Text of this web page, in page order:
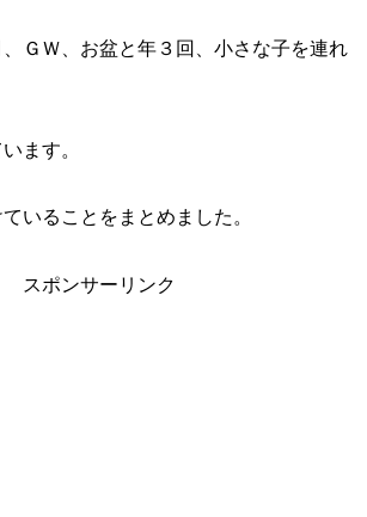
ＧＷ、お盆と年３回、小さな子を連れ
ます。
いることをまとめました。
スポンサーリンク